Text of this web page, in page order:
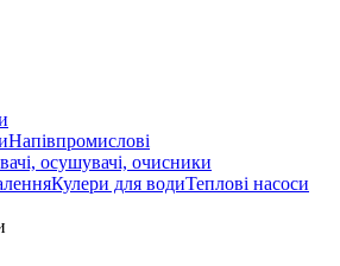
Напівпромислові
осушувачі, очисники
Кулери для водиТеплові насоси